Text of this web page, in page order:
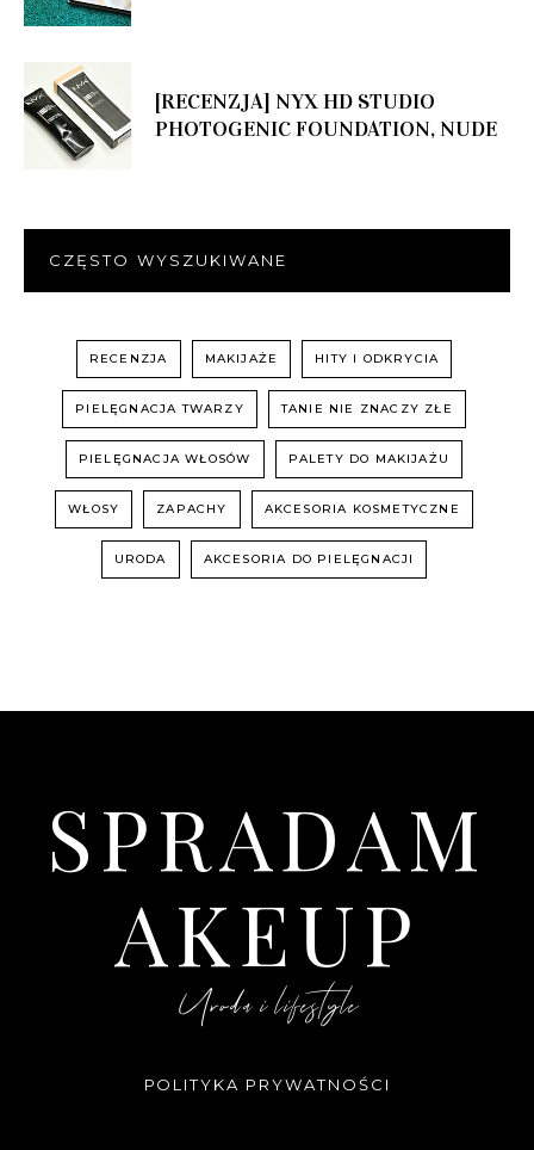
[RECENZJA] NYX HD STUDIO
PHOTOGENIC FOUNDATION, NUDE
CZĘSTO WYSZUKIWANE
RECENZJA MAKIJAŻE HITY I ODKRYCIA
PIELĘGNACJA TWARZY TANIE NIE ZNACZY ZŁE
PIELĘGNACJA WŁOSÓW PALETY DO MAKIJAŻU
WŁOSY ZAPACHY AKCESORIA KOSMETYCZNE
URODA AKCESORIA DO PIELĘGNACJI
SPRADAM
AKEUP
Uroda i lifestyle
POLITYKA PRYWATNOŚCI